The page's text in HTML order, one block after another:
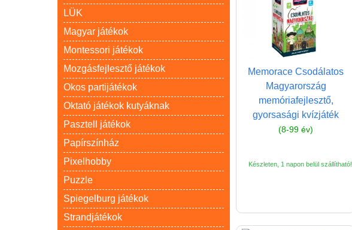
LÜK
Magyar játékok
Montessori játékok
Mozgásfejlesztő játékok
Okos partijátékok
Oktató játékok kutyáknak
Pasztell játékok
Papírszínház
Pixelhobby
Puzzle
Spiegelburg játékok
Strandjátékok
Memorace Csodálatos
Magyarország
memóriafejlesztő,
gyorsasági kvízjáték
(8-99 év)
Készleten, 1 napon belül szállítható!